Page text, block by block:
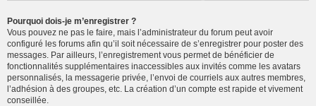
Pourquoi dois-je m’enregistrer ?
Vous pouvez ne pas le faire, mais l’administrateur du forum peut avoir
configuré les forums afin qu’il soit nécessaire de s’enregistrer pour poster des
messages. Par ailleurs, l’enregistrement vous permet de bénéficier de
fonctionnalités supplémentaires inaccessibles aux invités comme les avatars
personnalisés, la messagerie privée, l’envoi de courriels aux autres membres,
l’adhésion à des groupes, etc. La création d’un compte est rapide et vivement
conseillée.